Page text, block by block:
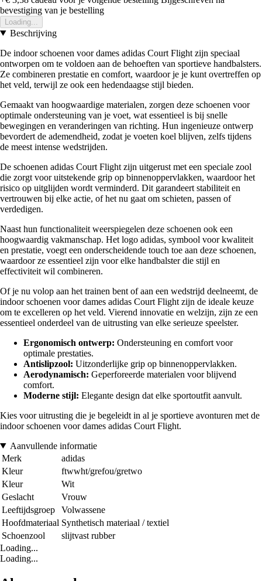
bevestiging van je bestelling
Loading...
Beschrijving
De indoor schoenen voor dames adidas Court Flight zijn speciaal
ontworpen om te voldoen aan de behoeften van sportieve handbalsters.
Ze combineren prestatie en comfort, waardoor je je kunt overtreffen op
het veld, terwijl ze ook een hedendaagse stijl bieden.
Gemaakt van hoogwaardige materialen, zorgen deze schoenen voor
optimale ondersteuning van je voet, wat essentieel is bij snelle
bewegingen en veranderingen van richting. Hun ingenieuze ontwerp
bevordert de ademendheid, zodat je voeten koel blijven, zelfs tijdens
de meest intense wedstrijden.
De schoenen adidas Court Flight zijn uitgerust met een speciale zool
die zorgt voor uitstekende grip op binnenoppervlakken, waardoor het
risico op uitglijden wordt verminderd. Dit garandeert stabiliteit en
vertrouwen bij elke actie, of het nu gaat om schieten, passen of
verdedigen.
Naast hun functionaliteit weerspiegelen deze schoenen ook een
hoogwaardig vakmanschap. Het logo adidas, symbool voor kwaliteit
en prestatie, voegt een onderscheidende touch toe aan deze schoenen,
waardoor ze essentieel zijn voor elke handbalster die stijl en
effectiviteit wil combineren.
Of je nu volop aan het trainen bent of aan een wedstrijd deelneemt, de
indoor schoenen voor dames adidas Court Flight zijn de ideale keuze
om te excelleren op het veld. Vierend innovatie en welzijn, zijn ze een
essentieel onderdeel van de uitrusting van elke serieuze speelster.
Ergonomisch ontwerp: Ondersteuning en comfort voor
optimale prestaties.
Antislipzool: Uitzonderlijke grip op binnenoppervlakken.
Aerodynamisch: Geperforeerde materialen voor blijvend
comfort.
Moderne stijl: Elegante design dat elke sportoutfit aanvult.
Kies voor uitrusting die je begeleidt in al je sportieve avonturen met de
indoor schoenen voor dames adidas Court Flight.
Aanvullende informatie
Merk
adidas
Kleur
ftwwht/grefou/gretwo
Kleur
Wit
Geslacht
Vrouw
Leeftijdsgroep
Volwassene
Hoofdmateriaal Synthetisch materiaal / textiel
Schoenzool
slijtvast rubber
Loading...
Loading...